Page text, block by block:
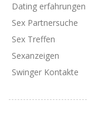
Dating erfahrungen
Sex Partnersuche
Sex Treffen
Sexanzeigen
Swinger Kontakte